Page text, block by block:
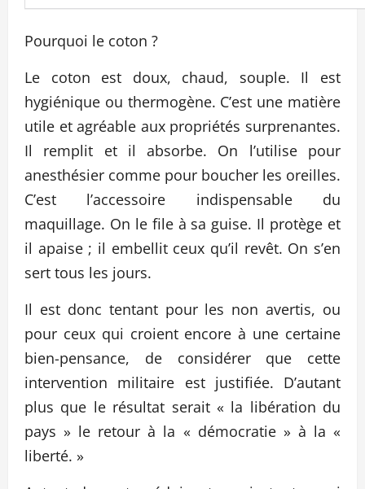
Pourquoi le coton ?
Le coton est doux, chaud, souple. Il est
hygiénique ou thermogène. C’est une matière
utile et agréable aux propriétés surprenantes.
Il remplit et il absorbe. On l’utilise pour
anesthésier comme pour boucher les oreilles.
C’est l’accessoire indispensable du
maquillage. On le file à sa guise. Il protège et
il apaise ; il embellit ceux qu’il revêt. On s’en
sert tous les jours.
Il est donc tentant pour les non avertis, ou
pour ceux qui croient encore à une certaine
bien-pensance, de considérer que cette
intervention militaire est justifiée. D’autant
plus que le résultat serait « la libération du
pays » le retour à la « démocratie » à la «
liberté. »